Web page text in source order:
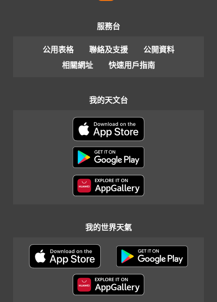
服務台
公用表格 聯絡及支援
公開資料
相關網址
快速用戶指南
我的天文台
我的世界天氣